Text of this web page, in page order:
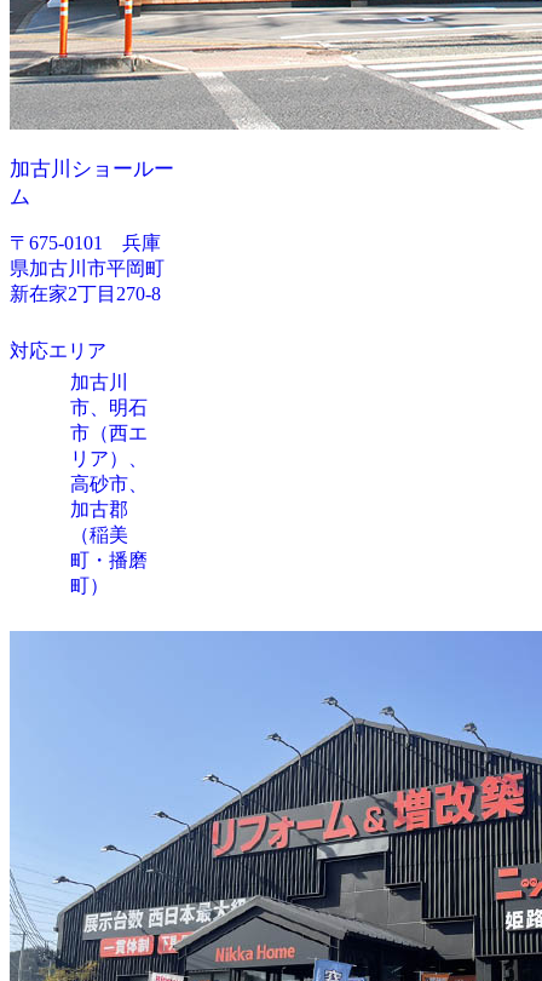
加古川ショールー
ム
〒675-0101 兵庫
県加古川市平岡町
新在家2丁目270-8
対応エリア
加古川
市、明石
市（西エ
リア）、
高砂市、
加古郡
（稲美
町・播磨
町）